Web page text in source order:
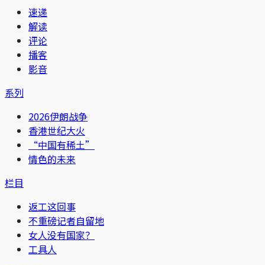
速递
解读
评论
播客
影音
系列
2026伊朗战争
香港世纪大火
“中国有稀土”
情色的未来
栏目
返工这回事
不重磅记者自留地
女人没有国家？
工具人